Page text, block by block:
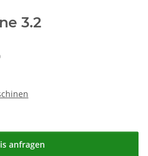
3.2
anfragen